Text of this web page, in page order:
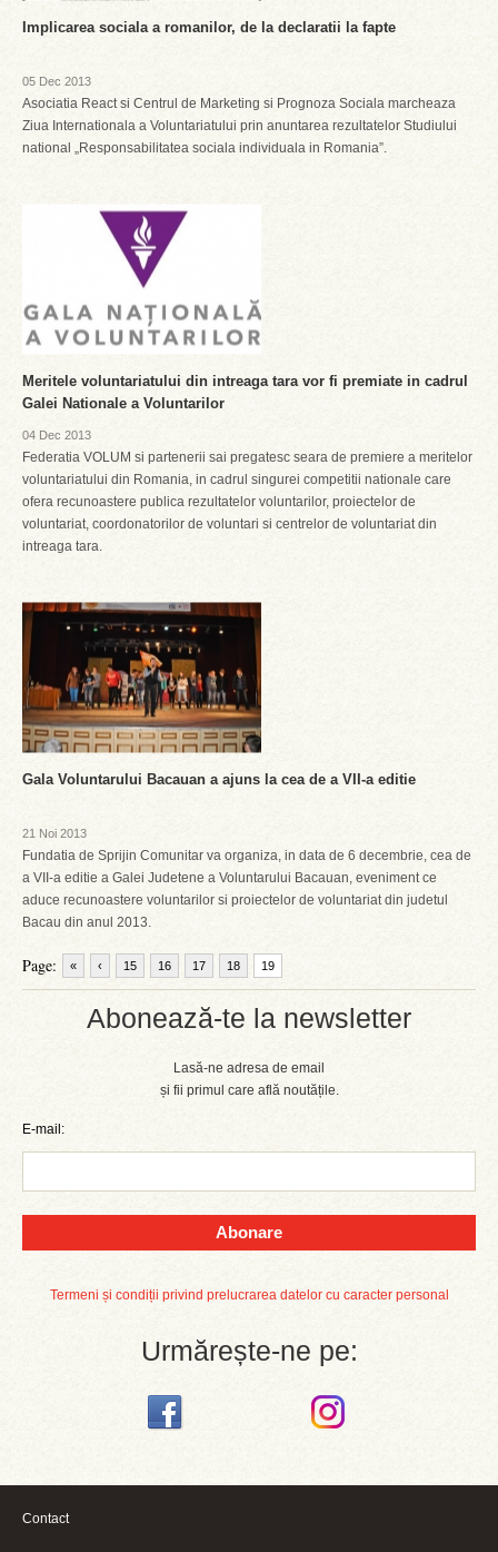
Abonează-te la newsletter
Lasă-ne adresa de email
și fii primul care află noutățile.
E-mail:
Abonare
Termeni și condiții privind prelucrarea datelor cu caracter personal
Urmărește-ne pe:
Implicarea sociala a romanilor, de la declaratii la fapte
05 Dec 2013
Asociatia React si Centrul de Marketing si Prognoza Sociala marcheaza
Ziua Internationala a Voluntariatului prin anuntarea rezultatelor Studiului
national „Responsabilitatea sociala individuala in Romania”.
Meritele voluntariatului din intreaga tara vor fi premiate in cadrul
Galei Nationale a Voluntarilor
04 Dec 2013
Federatia VOLUM si partenerii sai pregatesc seara de premiere a meritelor
voluntariatului din Romania, in cadrul singurei competitii nationale care
ofera recunoastere publica rezultatelor voluntarilor, proiectelor de
voluntariat, coordonatorilor de voluntari si centrelor de voluntariat din
intreaga tara.
Gala Voluntarului Bacauan a ajuns la cea de a VII-a editie
21 Noi 2013
Fundatia de Sprijin Comunitar va organiza, in data de 6 decembrie, cea de
a VII-a editie a Galei Judetene a Voluntarului Bacauan, eveniment ce
aduce recunoastere voluntarilor si proiectelor de voluntariat din judetul
Bacau din anul 2013.
Page: « ‹ 15 16 17 18 19
Contact